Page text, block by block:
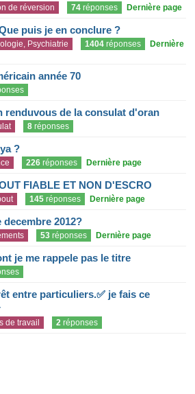
de réversion 74 réponses Dernière page
puis je en conclure ?
Psychiatrie 1404 réponses
Dernière
année 70
renduvous de la consulat d'oran
8 réponses
?
226 réponses Dernière page
FIABLE ET NON D'ESCRO
145 réponses Dernière page
2012?
53 réponses Dernière page
je me rappele pas le titre
entre particuliers.✅ je fais ce
de travail 2 réponses